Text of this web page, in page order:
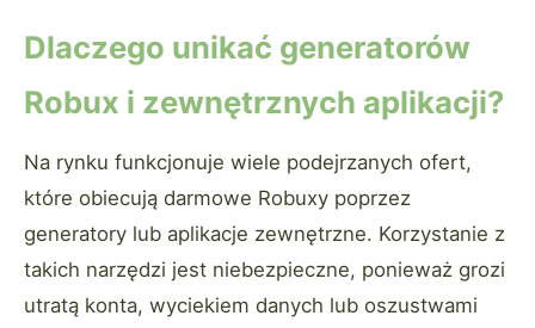
Dlaczego unikać generatorów
Robux i zewnętrznych aplikacji?
Na rynku funkcjonuje wiele podejrzanych ofert,
które obiecują darmowe Robuxy poprzez
generatory lub aplikacje zewnętrzne. Korzystanie z
takich narzędzi jest niebezpieczne, ponieważ grozi
utratą konta, wyciekiem danych lub oszustwami